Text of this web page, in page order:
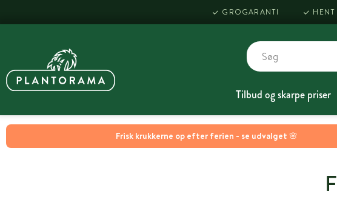
Frisk krukkerne op efter ferien - se udvalget 🌸
GROGARANTI
Tilbud og skarpe priser